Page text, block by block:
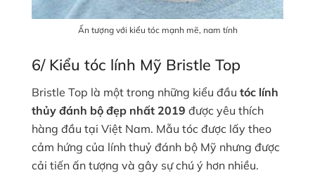
Ấn tượng với kiểu tóc mạnh mẽ, nam tính
6/ Kiểu tóc lính Mỹ Bristle Top
Bristle Top là một trong những kiểu đầu tóc lính
thủy đánh bộ đẹp nhất 2019 được yêu thích
hàng đầu tại Việt Nam. Mẫu tóc được lấy theo
cảm hứng của lính thuỷ đánh bộ Mỹ nhưng được
cải tiến ấn tượng và gây sự chú ý hơn nhiều.